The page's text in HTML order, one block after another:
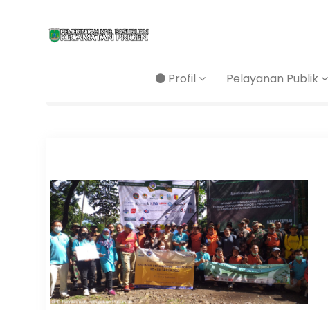
Profil Pelayanan Publik